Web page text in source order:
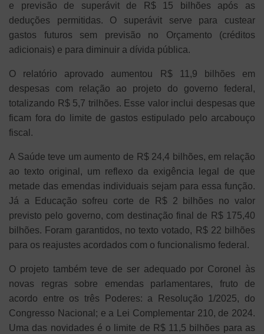
e previsão de superávit de R$ 15 bilhões após as
deduções permitidas. O superávit serve para custear
gastos futuros sem previsão no Orçamento (créditos
adicionais) e para diminuir a dívida pública.
O relatório aprovado aumentou R$ 11,9 bilhões em
despesas com relação ao projeto do governo federal,
totalizando R$ 5,7 trilhões. Esse valor inclui despesas que
ficam fora do limite de gastos estipulado pelo arcabouço
fiscal.
A Saúde teve um aumento de R$ 24,4 bilhões, em relação
ao texto original, um reflexo da exigência legal de que
metade das emendas individuais sejam para essa função.
Já a Educação sofreu corte de R$ 2 bilhões no valor
previsto pelo governo, com destinação final de R$ 175,40
bilhões. Foram garantidos, no texto votado, R$ 22 bilhões
para os reajustes acordados com o funcionalismo federal.
O projeto também teve de ser adequado por Coronel às
novas regras sobre emendas parlamentares, fruto de
acordo entre os três Poderes: a Resolução 1/2025, do
Congresso Nacional; e a Lei Complementar 210, de 2024.
Uma das novidades é o limite de R$ 11,5 bilhões para as